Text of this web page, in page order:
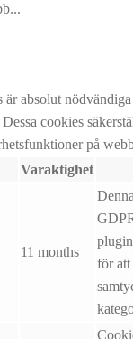
...
absolut
cookies
på
Varaktighet
11 months
för att